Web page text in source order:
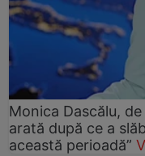
Monica Dascălu,
arată după ce a
această perioadă”